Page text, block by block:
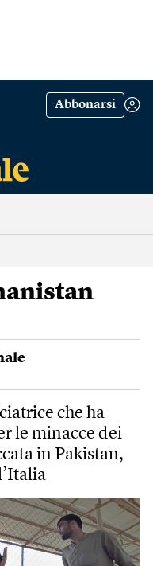
Abbonarsi
che ha
le minacce dei
in Pakistan,